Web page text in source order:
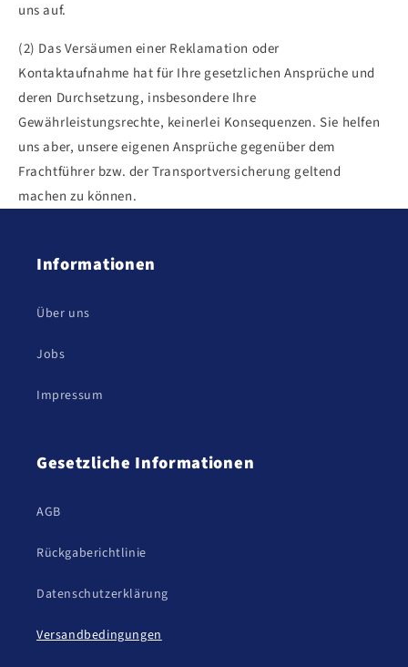
uns auf.
(2) Das Versäumen einer Reklamation oder
Kontaktaufnahme hat für Ihre gesetzlichen Ansprüche und
deren Durchsetzung, insbesondere Ihre
Gewährleistungsrechte, keinerlei Konsequenzen. Sie helfen
uns aber, unsere eigenen Ansprüche gegenüber dem
Frachtführer bzw. der Transportversicherung geltend
machen zu können.
Informationen
Über uns
Jobs
Impressum
Gesetzliche Informationen
AGB
Rückgaberichtlinie
Datenschutzerklärung
Versandbedingungen